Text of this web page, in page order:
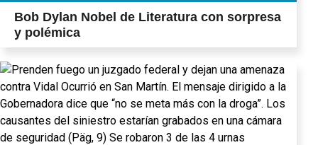
Bob Dylan Nobel de Literatura con sorpresa
y polémica